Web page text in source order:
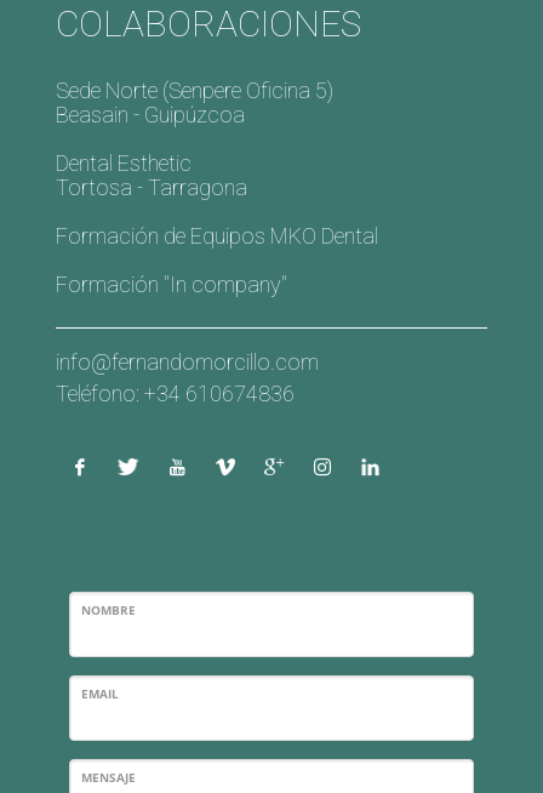
COLABORACIONES
Sede Norte (Senpere Oficina 5)
Beasain - Guipúzcoa
Dental Esthetic
Tortosa - Tarragona
Formación de Equipos MKO Dental
Formación "In company"
info@fernandomorcillo.com
Teléfono: +34 610674836
NOMBRE
EMAIL
MENSAJE